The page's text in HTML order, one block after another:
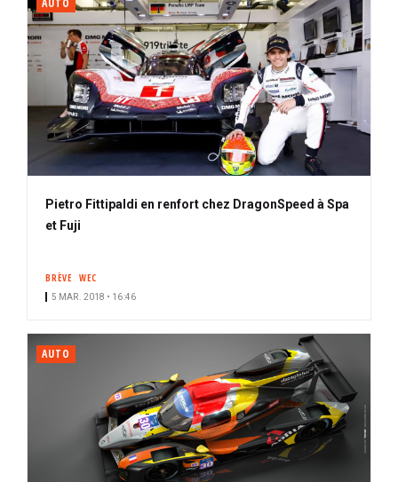
Pietro Fittipaldi en renfort chez DragonSpeed à Spa
et Fuji
BRÈVE WEC
5 MAR. 2018 • 16:46
AUTO